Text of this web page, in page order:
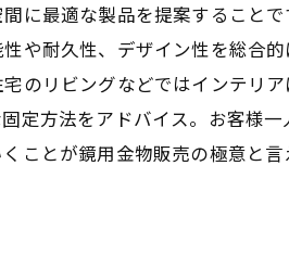
に最適な製品を提案すること
耐久性、デザイン性を総合的
のリビングなどではインテリ
定方法をアドバイス。お客様
ことが鏡用金物販売の極意と言